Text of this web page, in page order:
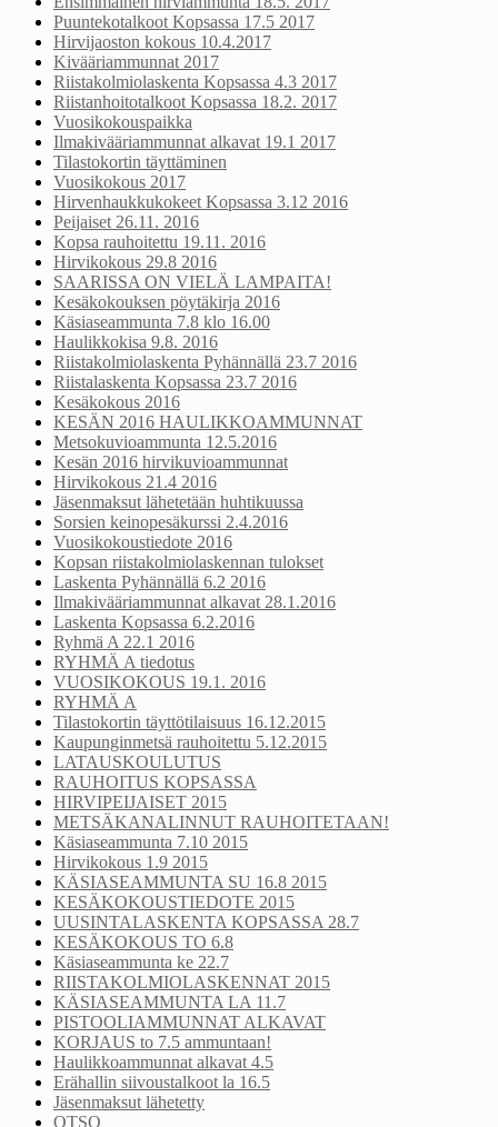
Puuntekotalkoot Kopsassa 17.5 2017
Hirvijaoston kokous 10.4.2017
Kivääriammunnat 2017
Riistakolmiolaskenta Kopsassa 4.3 2017
Riistanhoitotalkoot Kopsassa 18.2. 2017
Vuosikokouspaikka
Ilmakivääriammunnat alkavat 19.1 2017
Tilastokortin täyttäminen
Vuosikokous 2017
Hirvenhaukkukokeet Kopsassa 3.12 2016
Peijaiset 26.11. 2016
Kopsa rauhoitettu 19.11. 2016
Hirvikokous 29.8 2016
SAARISSA ON VIELÄ LAMPAITA!
Kesäkokouksen pöytäkirja 2016
Käsiaseammunta 7.8 klo 16.00
Haulikkokisa 9.8. 2016
Riistakolmiolaskenta Pyhännällä 23.7 2016
Riistalaskenta Kopsassa 23.7 2016
Kesäkokous 2016
KESÄN 2016 HAULIKKOAMMUNNAT
Metsokuvioammunta 12.5.2016
Kesän 2016 hirvikuvioammunnat
Hirvikokous 21.4 2016
Jäsenmaksut lähetetään huhtikuussa
Sorsien keinopesäkurssi 2.4.2016
Vuosikokoustiedote 2016
Kopsan riistakolmiolaskennan tulokset
Laskenta Pyhännällä 6.2 2016
Ilmakivääriammunnat alkavat 28.1.2016
Laskenta Kopsassa 6.2.2016
Ryhmä A 22.1 2016
RYHMÄ A tiedotus
VUOSIKOKOUS 19.1. 2016
RYHMÄ A
Tilastokortin täyttötilaisuus 16.12.2015
Kaupunginmetsä rauhoitettu 5.12.2015
LATAUSKOULUTUS
RAUHOITUS KOPSASSA
HIRVIPEIJAISET 2015
METSÄKANALINNUT RAUHOITETAAN!
Käsiaseammunta 7.10 2015
Hirvikokous 1.9 2015
KÄSIASEAMMUNTA SU 16.8 2015
KESÄKOKOUSTIEDOTE 2015
UUSINTALASKENTA KOPSASSA 28.7
KESÄKOKOUS TO 6.8
Käsiaseammunta ke 22.7
RIISTAKOLMIOLASKENNAT 2015
KÄSIASEAMMUNTA LA 11.7
PISTOOLIAMMUNNAT ALKAVAT
KORJAUS to 7.5 ammuntaan!
Haulikkoammunnat alkavat 4.5
Erähallin siivoustalkoot la 16.5
Jäsenmaksut lähetetty
OTSO